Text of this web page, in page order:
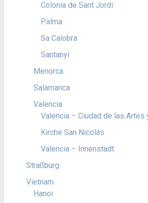
Colonia de Sant Jordi
Palma
Sa Calobra
Santanyi
Menorca
Salamanca
Valencia
Valencia – Ciudad de las Artes
Kirche San Nicolás
Valencia – Innenstadt
Straßburg
Vietnam
Hanoi